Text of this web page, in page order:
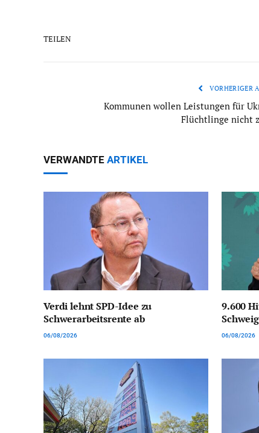
TEILEN
VORHERIGER
Kommunen wollen Leistungen für
Flüchtlinge nicht
VERWANDTE ARTIKEL
Verdi lehnt SPD-Idee zu
Schwerarbeitsrente ab
06/08/2026
9.600
06/08/2026